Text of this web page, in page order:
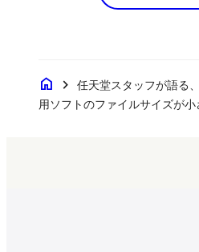
home chevron_right
任天堂スタッフが語る
用ソフトのファイルサイズが小